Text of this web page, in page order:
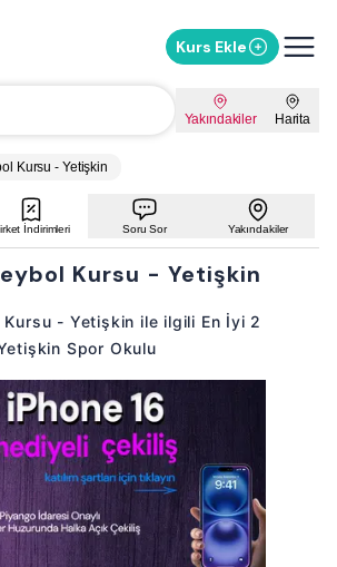
Kurs Ekle
Yakındakiler Harita
Kursu - Yetişkin
İndirimleri Soru Sor Yakındakiler
Kursu - Yetişkin
Kursu - Yetişkin ile ilgili En İyi 2
Spor Okulu